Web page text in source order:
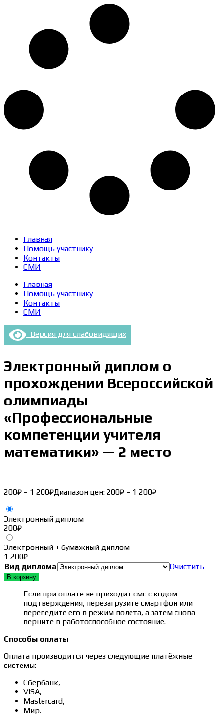
Главная
Помощь участнику
Контакты
СМИ
Главная
Помощь участнику
Контакты
СМИ
Версия для слабовидящих
Электронный диплом о
прохождении Всероссийской
олимпиады
«Профессиональные
компетенции учителя
математики» — 2 место
200₽ – 1 200₽Диапазон цен: 200₽ – 1 200₽
Электронный диплом
200₽
Электронный + бумажный диплом
1 200₽
Вид диплома
Очистить
В корзину
Если при оплате не приходит смс с кодом
подтверждения, перезагрузите смартфон или
переведите его в режим полёта, а затем снова
верните в работоспособное состояние.
Способы оплаты
Оплата производится через следующие платёжные
системы:
Сбербанк,
VISA,
Mastercard,
Мир.